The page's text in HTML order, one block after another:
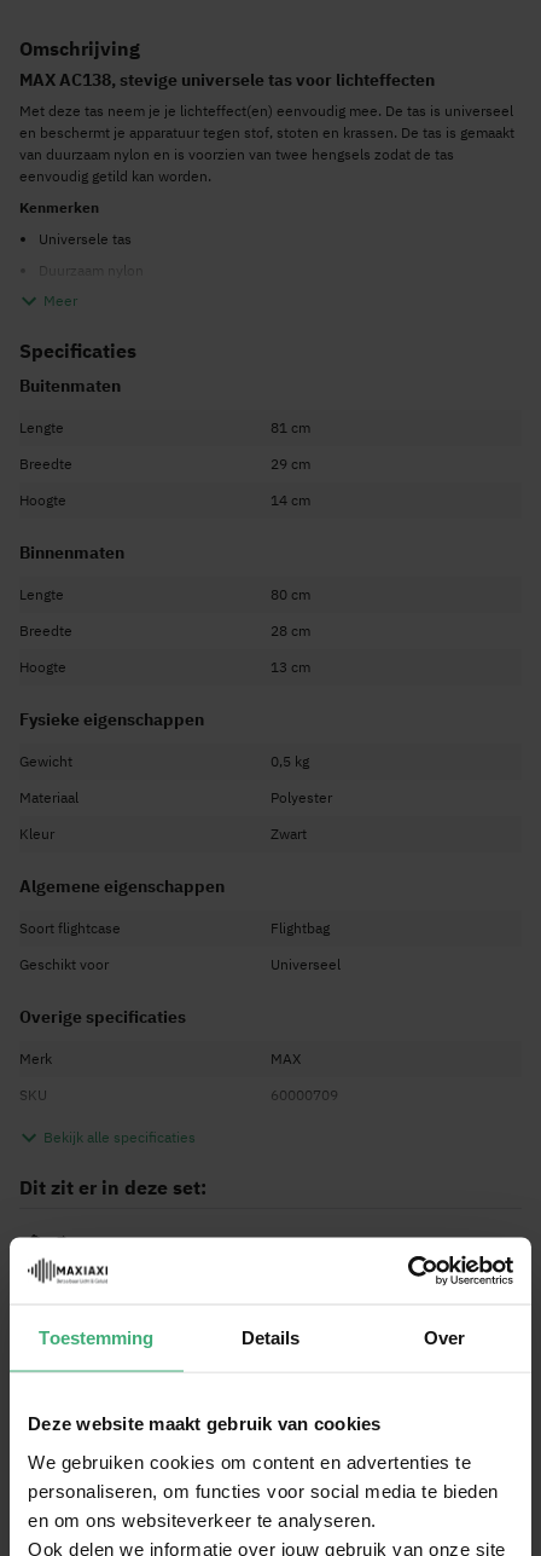
Toestemming Details Over
Deze website maakt gebruik van cookies
We gebruiken cookies om content en advertenties te
personaliseren, om functies voor social media te bieden
en om ons websiteverkeer te analyseren.
Ook delen we informatie over jouw gebruik van onze site
Omschrijving
MAX AC138, stevige universele tas voor lichteffecten
Met deze tas neem je je lichteffect(en) eenvoudig mee. De tas is universeel
en beschermt je apparatuur tegen stof, stoten en krassen. De tas is gemaakt
van duurzaam nylon en is voorzien van twee hengsels zodat de tas
eenvoudig getild kan worden.
Kenmerken
Universele tas
Duurzaam nylon
Zorgt voor eenvoudig transport
Geschikt voor o.a.:
1x
Meer
Specificaties
Buitenmaten
Lengte
81 cm
Breedte
29 cm
Hoogte
14 cm
Binnenmaten
Lengte
80 cm
Breedte
28 cm
Hoogte
13 cm
Fysieke eigenschappen
Gewicht
0,5 kg
Materiaal
Polyester
Kleur
Zwart
Algemene eigenschappen
Soort flightcase
Flightbag
Geschikt voor
Universeel
Overige specificaties
Merk
MAX
SKU
60000709
EAN Code
Bekijk alle specificaties
Dit zit er in deze set:
Reviews
Waardering:
(4)
Schrijf zelf een review
Keyboard tas
DoorStephanieop03-01-2024